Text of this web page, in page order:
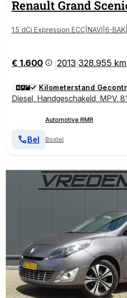
Renault Grand
1.5 dCi Expression ECC|NAVI|6-
€ 1.600 2013 328.955 km
Kilometerstand
Diesel, Handgeschakeld, MPV,
Automotive RMR
Boxtel
Bel